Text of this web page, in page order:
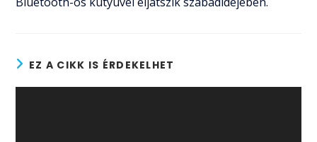
EZ A CIKK IS ÉRDEKELHET